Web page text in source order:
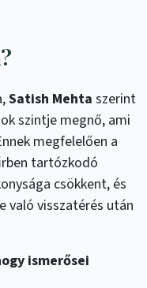
Satish Mehta szerint
szintje megnő, ami
megfelelően a
tartózkodó
csökkent, és
való visszatérés után
ismerősei